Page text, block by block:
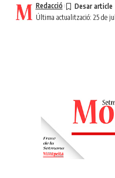
Última actualització: 25 de
Redacció